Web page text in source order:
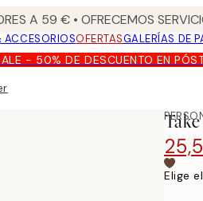
A 59 € • OFRECEMOS
ACCESORIOSOFERTASGALERÍAS DE
- 50% DE DESCUENTO EN
Elige